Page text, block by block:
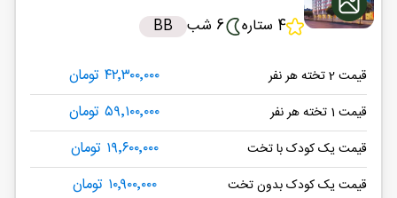
4 ستاره
6 شب BB
قیمت 2 تخته هر نفر ۴۲٬۳۰۰٬۰۰۰ تومان
قیمت 1 تخته هر نفر ۵۹٬۱۰۰٬۰۰۰ تومان
قیمت یک کودک با تخت ۱۹٬۶۰۰٬۰۰۰ تومان
قیمت یک کودک بدون تخت
۱۰٬۹۰۰٬۰۰۰ تومان